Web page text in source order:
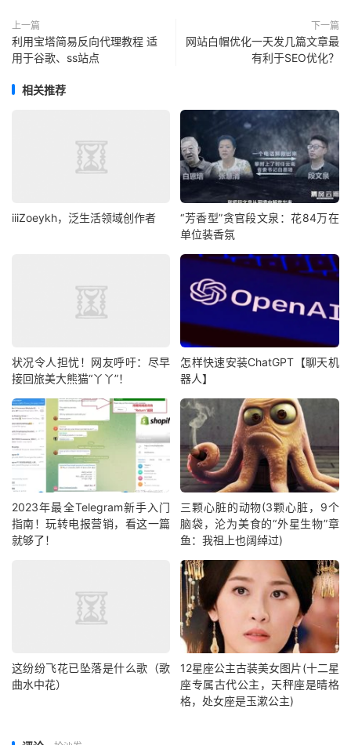
上一篇
利用宝塔简易反向代理教程 适
用于谷歌、ss站点
下一篇
网站白帽优化一天发几篇文章最
有利于SEO优化？
相关推荐
iiiZoeykh，泛生活领域创作者
“芳香型”贪官段文泉：花84万在
单位装香氛
状况令人担忧！网友呼吁：尽早
接回旅美大熊猫“丫丫”！
怎样快速安装ChatGPT【聊天机
器人】
2023年最全Telegram新手入门
指南！玩转电报营销，看这一篇
就够了！
三颗心脏的动物(3颗心脏，9个
脑袋，沦为美食的“外星生物”章
鱼：我祖上也阔绰过)
这纷纷飞花已坠落是什么歌（歌
曲水中花）
12星座公主古装美女图片(十二星
座专属古代公主，天秤座是晴格
格，处女座是玉漱公主)